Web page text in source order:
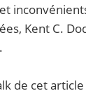
Kent C.
de cet